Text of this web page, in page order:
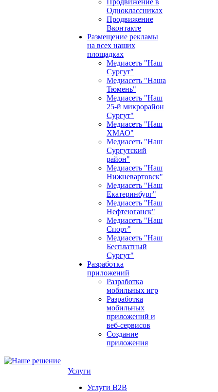
Продвижение в
Одноклассниках
Продвижение
Вконтакте
Размещение рекламы
на всех наших
площадках
Медиасеть "Наш
Сургут"
Медиасеть "Наша
Тюмень"
Медиасеть "Наш
25-й микрорайон
Сургут"
Медиасеть "Наш
ХМАО"
Медиасеть "Наш
Сургутский
район"
Медиасеть "Наш
Нижневартовск"
Медиасеть "Наш
Екатеринбург"
Медиасеть "Наш
Нефтеюганск"
Медиасеть "Наш
Спорт"
Медиасеть "Наш
Бесплатный
Сургут"
Разработка
приложений
Разработка
мобильных игр
Разработка
мобильных
приложений и
веб-сервисов
Создание
приложения
Услуги
Услуги B2B